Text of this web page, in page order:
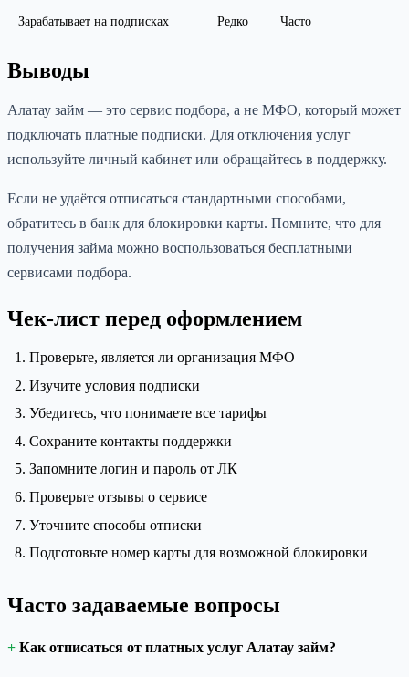
Зарабатывает на подписках Редко Часто
Выводы
Алатау займ — это сервис подбора, а не МФО, который может
подключать платные подписки. Для отключения услуг
используйте личный кабинет или обращайтесь в поддержку.
Если не удаётся отписаться стандартными способами,
обратитесь в банк для блокировки карты. Помните, что для
получения займа можно воспользоваться бесплатными
сервисами подбора.
Чек-лист перед оформлением
Проверьте, является ли организация МФО
Изучите условия подписки
Убедитесь, что понимаете все тарифы
Сохраните контакты поддержки
Запомните логин и пароль от ЛК
Проверьте отзывы о сервисе
Уточните способы отписки
Подготовьте номер карты для возможной блокировки
Часто задаваемые вопросы
Как отписаться от платных услуг Алатау займ?